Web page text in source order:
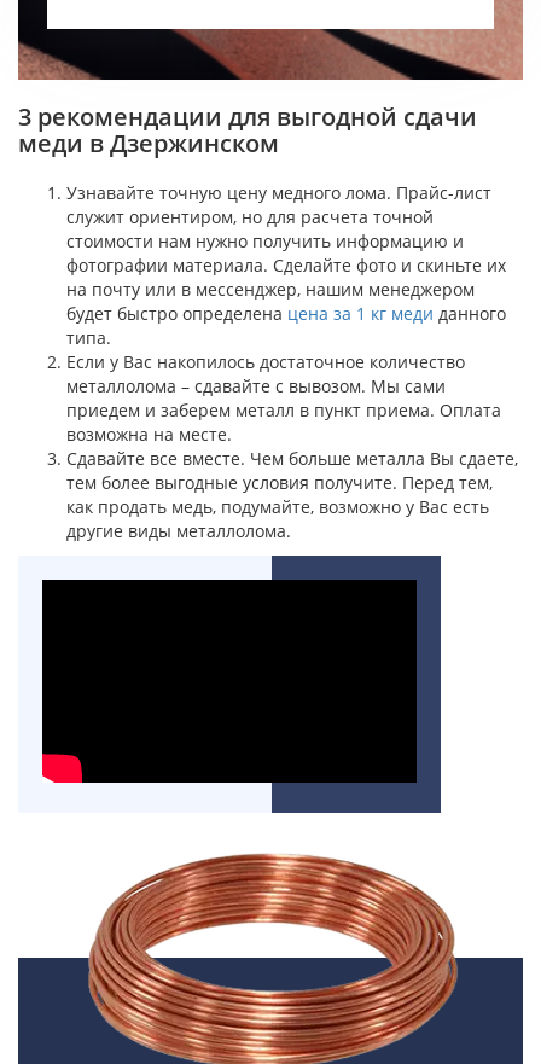
3 рекомендации для выгодной сдачи
меди в Дзержинском
Узнавайте точную цену медного лома. Прайс-лист
служит ориентиром, но для расчета точной
стоимости нам нужно получить информацию и
фотографии материала. Сделайте фото и скиньте их
на почту или в мессенджер, нашим менеджером
будет быстро определена цена за 1 кг меди данного
типа.
Если у Вас накопилось достаточное количество
металлолома – сдавайте с вывозом. Мы сами
приедем и заберем металл в пункт приема. Оплата
возможна на месте.
Сдавайте все вместе. Чем больше металла Вы сдаете,
тем более выгодные условия получите. Перед тем,
как продать медь, подумайте, возможно у Вас есть
другие виды металлолома.